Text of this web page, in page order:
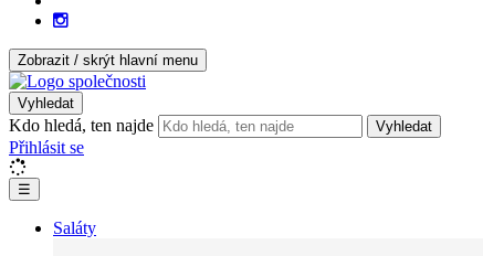
Zobrazit / skrýt hlavní menu
Vyhledat
Kdo hledá, ten najde Vyhledat
Přihlásit se
☰
Saláty